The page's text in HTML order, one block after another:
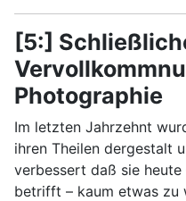
[5:]
Photographie
Im letzten Jahrzehnt
ihren Theilen dergestalt
verbessert daß sie
betrifft – kaum etwas zu